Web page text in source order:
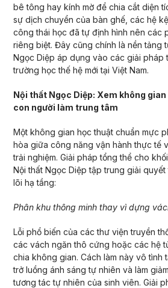
bê tông hay kính mờ để chia cắt diện
sự dịch chuyển của bàn ghế, các hệ
công thái học đã tự định hình nên các
riêng biệt. Đây cũng chính là nền tảng
Ngọc Diệp áp dụng vào các giải pháp
trường học thế hệ mới tại Việt Nam.
Nội thất Ngọc Diệp: Xem không gian
con người làm trung tâm
Một không gian học thuật chuẩn mực
hòa giữa công năng vận hành thực tế
trải nghiệm. Giải pháp tổng thể cho
Nội thất Ngọc Diệp tập trung giải
lõi hạ tầng:
Phân khu thông minh thay vì dựng
Lỗi phổ biến của các thư viện truyền
các vách ngăn thô cứng hoặc các hệ
chia không gian. Cách làm này vô tình
trở luồng ánh sáng tự nhiên và làm
tương tác tự nhiên của sinh viên. Giải